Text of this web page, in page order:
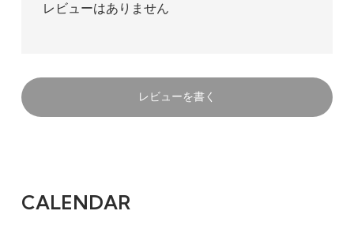
レビューはありません
レビューを書く
CALENDAR